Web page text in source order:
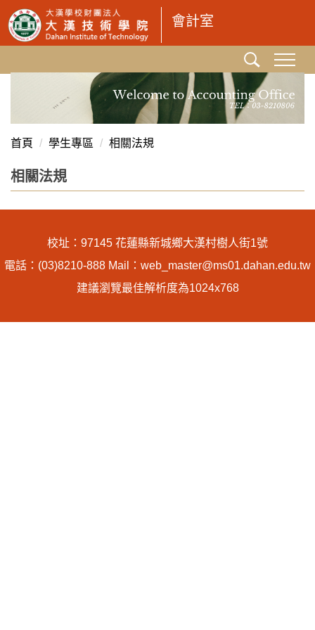
跳
到
主
會計室
首頁 學生專區 相關法規
相關法規
校址：97145 花蓮縣新城鄉大漢村樹人街1號
電話：(03)8210-888 Mail：web_master@ms01.dahan.edu.tw
建議瀏覽最佳解析度為1024x768